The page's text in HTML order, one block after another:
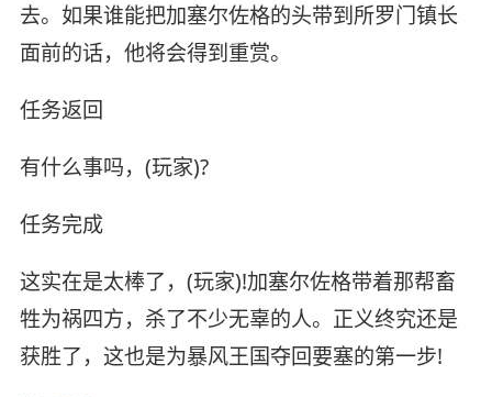
去。如果谁能把加塞尔佐格的头带到所罗门镇长
面前的话，他将会得到重赏。
任务返回
有什么事吗，(玩家)?
任务完成
这实在是太棒了，(玩家)!加塞尔佐格带着那帮畜
牲为祸四方，杀了不少无辜的人。正义终究还是
获胜了，这也是为暴风王国夺回要塞的第一步!